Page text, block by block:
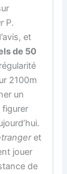
P.
et
de 50
2100m
un
figurer
et
jouer
de